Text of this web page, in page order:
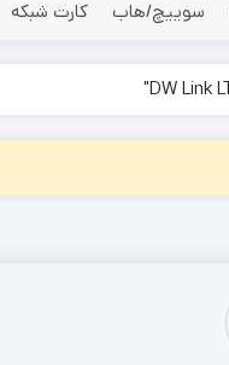
سوییچ/هاب کارت شبکه